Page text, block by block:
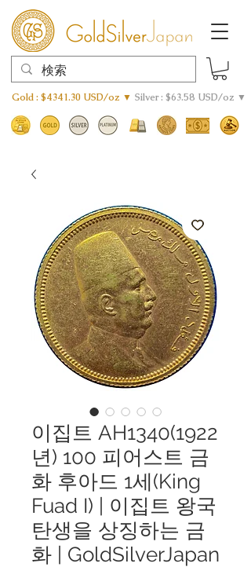
Gold : $4341.30 USD/oz ▼ Silver : $63.58 USD/oz ▼
이집트 AH1340(1922
년) 100 피어스트 금
화 후아드 1세(King
Fuad I) | 이집트 왕국
탄생을 상징하는 금
화 | GoldSilverJapan